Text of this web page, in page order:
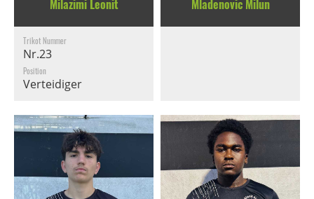
Milazimi Leonit
Trikot Nummer
Nr.23
Position
Verteidiger
Mladenovic Milun